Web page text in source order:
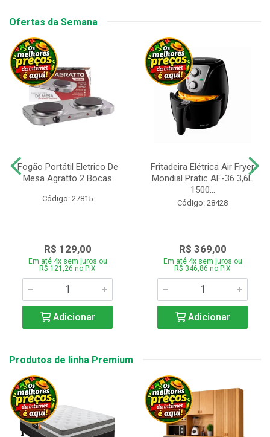
Ofertas da Semana
Fogão Portátil Eletrico De
Mesa Agratto 2 Bocas
Código: 27815
R$ 129,00
Em até 4x sem juros ou
R$ 121,26 no PIX
Adicionar
Fritadeira Elétrica Air Fryer
Mondial Pratic AF-36 3,6L
1500...
Código: 28428
R$ 369,00
Em até 4x sem juros ou
R$ 346,86 no PIX
Adicionar
Produtos de linha Premium